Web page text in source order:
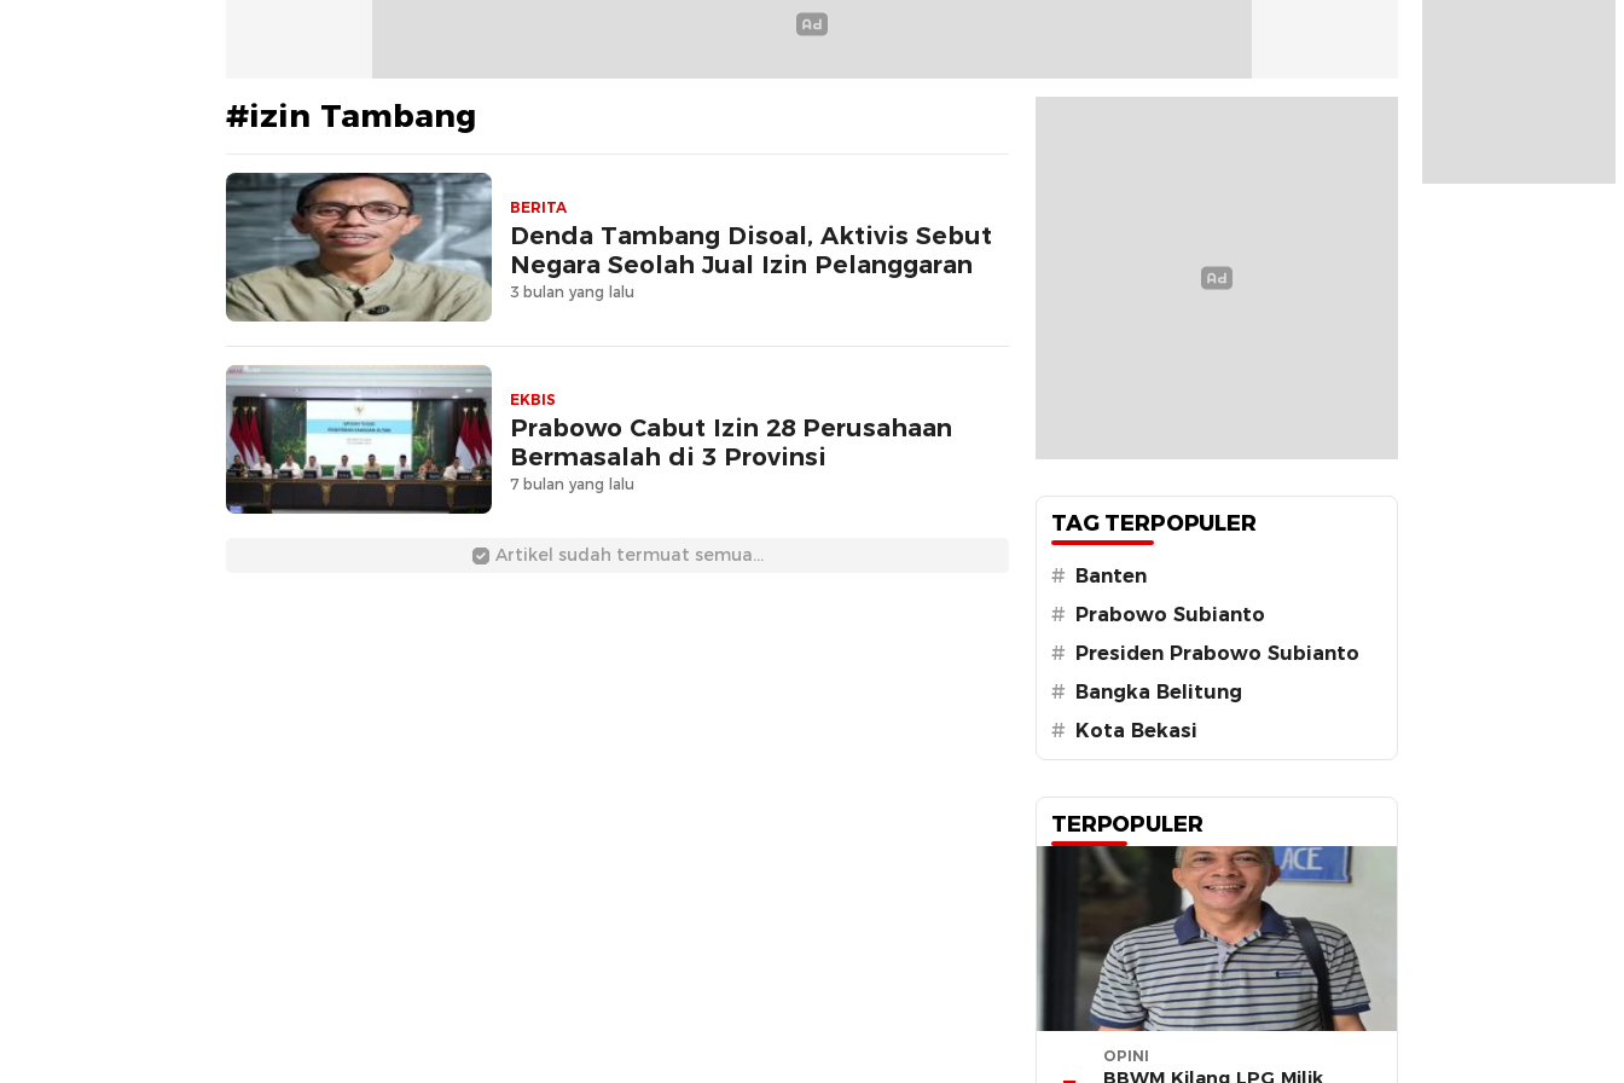
#izin Tambang
BERITA
Denda Tambang Disoal, Aktivis Sebut
Negara Seolah Jual Izin Pelanggaran
3 bulan yang lalu
EKBIS
Prabowo Cabut Izin 28 Perusahaan
Bermasalah di 3 Provinsi
7 bulan yang lalu
Artikel sudah termuat semua...
TAG TERPOPULER
# Banten
# Prabowo Subianto
# Presiden Prabowo Subianto
# Bangka Belitung
# Kota Bekasi
TERPOPULER
OPINI
BBWM Kilang LPG Milik